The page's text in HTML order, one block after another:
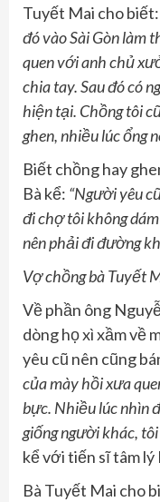
Tuyết Mai cho biết:
đóvào Sài Gòn làm
quen với anh chủ
chia tay. Sauđó có
hiện tại. Chồng tôi
ghen, nhiều lúcổng
Biết chồng hay
Bà kể: “Người yêu
đi chợtôikhông
nên phải đi đường
Vợ chồng bà Tuyết
Về phần ông
dòng họ xì xầm về
yêu cũ nên cũng
của mày hồi xưa
bực. Nhiều lúc nhìn
giống người khác, tôi
kể với tiến sĩ tâm lý
Bà Tuyết Mai cho